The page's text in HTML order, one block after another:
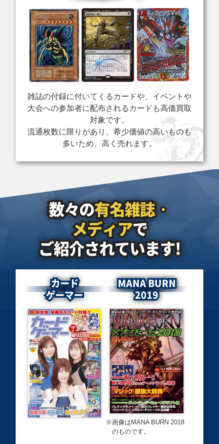
買取価格
￥19,700
閃刀姫＝ゼロ
DUAD-JP049 プ
リズマティックシ
ークレット
買取価格
￥19,000
氷結界の龍ブリュ
ーナク DTC1-
JP022 シークレ
ット
買取価格
￥18,000
死者蘇生 106-033
スーパー
￥18,000
BLUE EYES
WHITE DRAGON
AC02-JP000 プリ
クレット
￥17,100
真紅眼の黒竜（イ
ラスト違い）
QCCP-JP108 ク
ォーターセンチュ
リーシークレット
買取価格
￥16,000
青眼の究極竜
15AX-JP000 ホロ
グラフィック
買取価格
神炎皇ウリア
LPG1-JP056 プリ
ズマティックシー
買取価格
黒き竜のエクレシ
ア BPRO-JP041
プリズマティック
シークレット
買取価格
ム・エクシーズ・
ドラゴン PHRA-
JPS01 プリズマ
ティックシークレ
ット
買取価格
￥15,000
誇りと魂の究極竜
ROTA-JP000 ク
ォーターセンチュ
リーシークレット
買取価格
￥14,600
光の護封剣 106-
036 ウルトラ
買取価格
￥14,000
デーモンの召喚
115-032 ウルトラ
ガガガガール－ゼ
ロゼロコール(オ
ーバーフレーム)
LOCH-JP012 プ
リズマティックシ
ークレット
宝玉獣サファイ
ア・ペガサス
FOTB-JP007 ア
ルティメット
滅びの黒魔術師
TTP1-JP001 プリ
ズマティックシー
クレット
雑誌の付録に付いてくるカードや、イベントや
大会への参加者に配布されるカードも高価買取
対象です。
流通枚数に限りがあり、希少価値の高いものも
多いため、高く売れます。
数々の有名雑誌・
メディアで
ご紹介されています!
カード
ゲーマー
MANA BURN
2019
※画像はMANA BURN 2018
のものです。